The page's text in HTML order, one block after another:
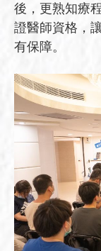
後，更熟知療
證醫師資格，
有保障。